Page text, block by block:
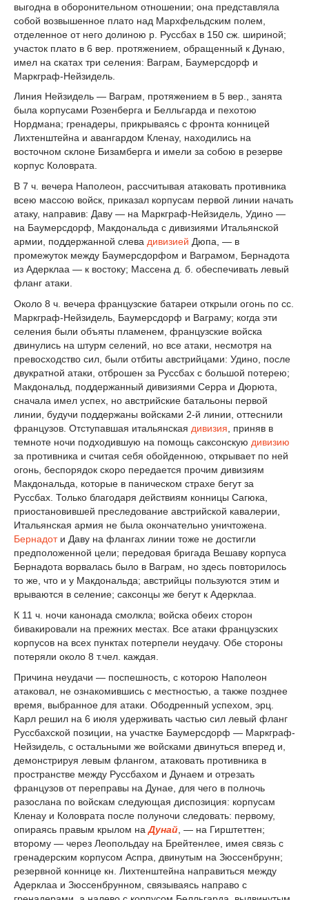
выгодна в оборонительном отношении; она представляла
собой возвышенное плато над Мархфельдским полем,
отделенное от него долиною р. Руссбах в 150 сж. шириной;
участок плато в 6 вер. протяжением, обращенный к Дунаю,
имел на скатах три селения: Ваграм, Баумерсдорф и
Маркграф-Нейзидель.
Линия Нейзидель — Ваграм, протяжением в 5 вер., занята
была корпусами Розенберга и Белльгарда и пехотою
Нордмана; гренадеры, прикрываясь с фронта конницей
Лихтенштейна и авангардом Кленау, находились на
восточном склоне Бизамберга и имели за собою в резерве
корпус Коловрата.
В 7 ч. вечера Наполеон, рассчитывая атаковать противника
всею массою войск, приказал корпусам первой линии начать
атаку, направив: Даву — на Маркграф-Нейзидель, Удино —
на Баумерсдорф, Макдональда с дивизиями Итальянской
армии, поддержанной слева дивизией Дюпа, — в
промежуток между Баумерсдорфом и Ваграмом, Бернадота
из Адерклаа — к востоку; Массена д. б. обеспечивать левый
фланг атаки.
Около 8 ч. вечера французские батареи открыли огонь по сс.
Маркграф-Нейзидель, Баумерсдорф и Ваграму; когда эти
селения были объяты пламенем, французские войска
двинулись на штурм селений, но все атаки, несмотря на
превосходство сил, были отбиты австрийцами: Удино, после
двукратной атаки, отброшен за Руссбах с большой потерею;
Макдональд, поддержанный дивизиями Серра и Дюрюта,
сначала имел успех, но австрийские батальоны первой
линии, будучи поддержаны войсками 2-й линии, оттеснили
французов. Отступавшая итальянская дивизия , приняв в
темноте ночи подходившую на помощь саксонскую дивизию
за противника и считая себя обойденною, открывает по ней
огонь, беспорядок скоро передается прочим дивизиям
Макдональда, которые в паническом страхе бегут за
Руссбах. Только благодаря действиям конницы Сагюка,
приостановившей преследование австрийской кавалерии,
Итальянская армия не была окончательно уничтожена.
Бернадоти Даву на флангах линии тоже не достигли
предположенной цели; передовая бригада Вешаву корпуса
Бернадота ворвалась было в Ваграм, но здесь повторилось
то же, что и у Макдональда; австрийцы пользуются этим и
врываются в селение; саксонцы же бегут к Адерклаа.
К 11 ч. ночи канонада смолкла; войска обеих сторон
бивакировали на прежних местах. Все атаки французских
корпусов на всех пунктах потерпели неудачу. Обе стороны
потеряли около 8 т.чел. каждая.
Причина неудачи — поспешность, с которою Наполеон
атаковал, не ознакомившись с местностью, а также позднее
время, выбранное для атаки. Ободренный успехом, эрц.
Карл решил на 6 июля удерживать частью сил левый фланг
Руссбахской позиции, на участке Баумерсдорф — Маркграф-
Нейзидель, с остальными же войсками двинуться вперед и,
демонстрируя левым флангом, атаковать противника в
пространстве между Руссбахом и Дунаем и отрезать
французов от переправы на Дунае, для чего в полночь
разослана по войскам следующая диспозиция: корпусам
Кленау и Коловрата после полуночи следовать: первому,
опираясь правым крылом наДунай , — на Гирштеттен;
второму — через Леопольдау на Брейтенлее, имея связь с
гренадерским корпусом Аспра, двинутым на Зюссенбрунн;
резервной коннице кн. Лихтенштейна направиться между
Адерклаа и Зюссенбрунном, связываясь направо с